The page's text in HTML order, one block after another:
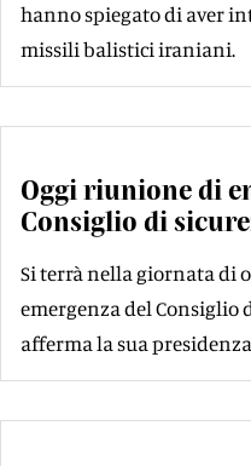
hanno spiegato di aver
missili balistici iraniani.
Oggi riunione di
Consiglio di
Si terrà nella giornata di
emergenza del Consiglio
afferma la sua